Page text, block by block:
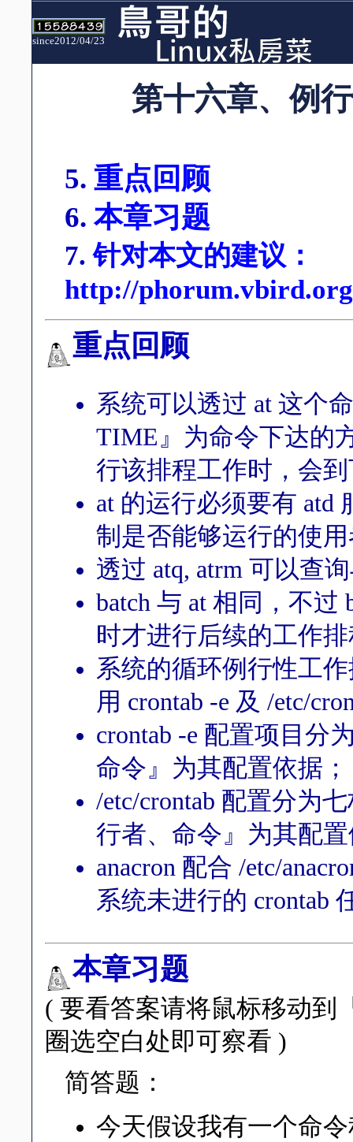
since2012/04/23
第十六章、例
5. 重点回顾
6. 本章习题
7.针对本文的建议：
http://
重点回顾
系统可以透过 at 这个
TIME』为命令下达的
行该排程工作时，会
at 的运行必须要有 atd
制是否能够运行的使
透过 atq, atrm 可以查
batch 与 at 相同，不过
时才进行后续的工作
系统的循环例行性工
用 crontab -e 及 /etc/
crontab -e 配置项目分
命令』为其配置依据；
/etc/crontab 配置分为
行者、命令』为其配
anacron 配合 /etc/
系统未进行的 crontab
本章习题
( 要看答案请将鼠标移动到
圈选空白处即可察看 )
简答题：
今天假设我有一个命